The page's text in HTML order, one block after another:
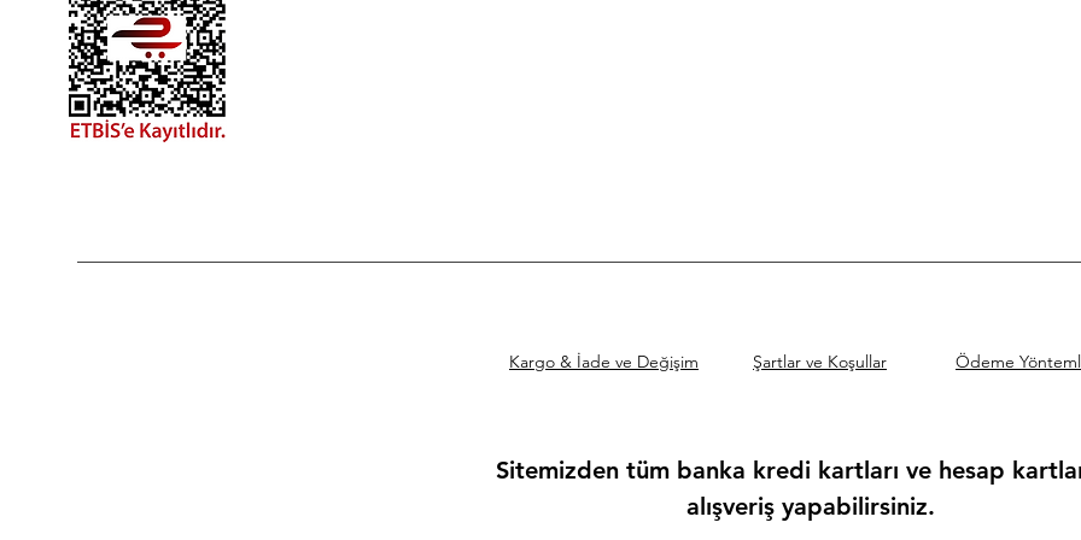
Kargo & İade ve Değişim Şartlar ve Koşullar Ödeme
Sitemizden tüm banka kredi kartları ve hesap
alışveriş yapabilirsiniz.